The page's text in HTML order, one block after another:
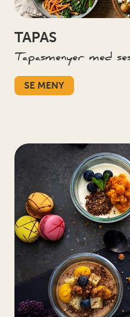
TAPAS
Tapasmenyer med
SE MENY